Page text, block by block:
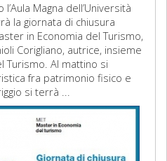
Magna dell’Università
la giornata di chiusura
in Economia del Turismo,
Corigliano, autrice, insieme
Turismo. Al mattino si
fra patrimonio fisico e
si terrà ...